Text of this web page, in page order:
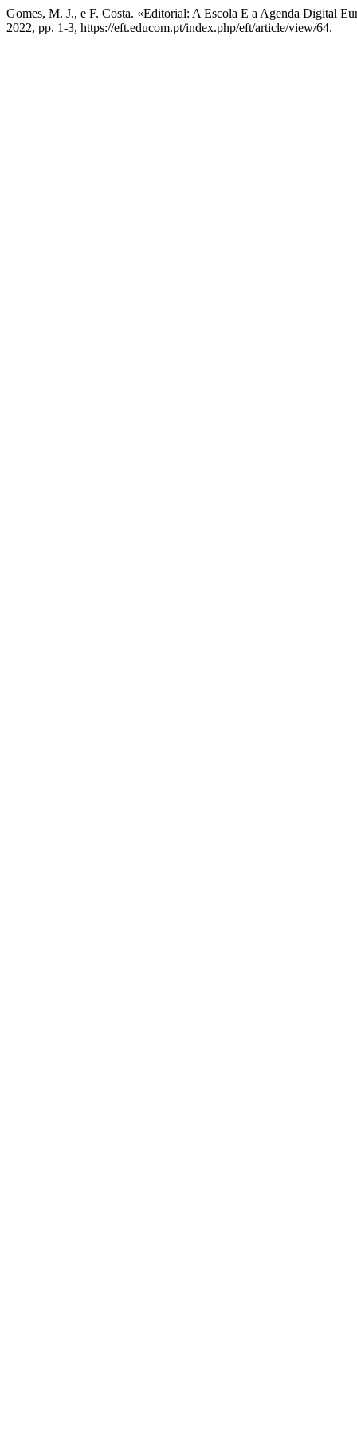
Gomes, M. J., e F. Costa. «Editorial: A Escola E a Agenda Digital
2022, pp. 1-3, https://eft.educom.pt/index.php/eft/article/view/64.